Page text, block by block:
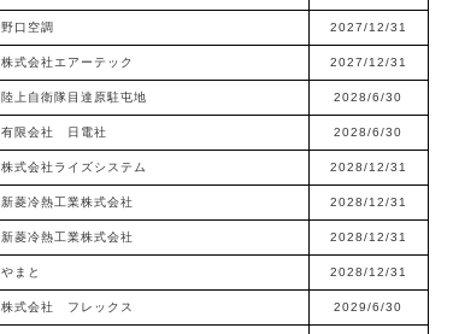
野口空調 2027/12/31
株式会社エアーテック 2027/12/31
陸上自衛隊目達原駐屯地 2028/6/30
有限会社 日電社 2028/6/30
株式会社ライズシステム 2028/12/31
新菱冷熱工業株式会社 2028/12/31
新菱冷熱工業株式会社 2028/12/31
やまと 2028/12/31
株式会社 フレックス 2029/6/30